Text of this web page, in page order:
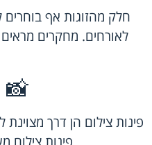
חלק מהזוגות אף בוחרים
לאורחים. מחקרים
📸
פינות צילום הן דרך